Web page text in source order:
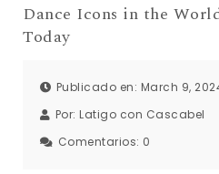
Dance Icons in the
Today
Publicado en: March 9,
Por: Latigo con Cascabel
Comentarios: 0